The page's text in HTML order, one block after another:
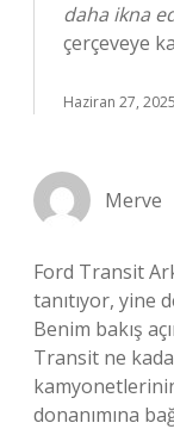
daha ikna
çerçeveye
Haziran 27, 2025
Merve
Ford Transit
tanıtıyor, yine
Benim bakış
Transit ne
donanımına